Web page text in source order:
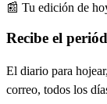
📰 Tu edición de
Recibe el
El diario para
correo, todos los